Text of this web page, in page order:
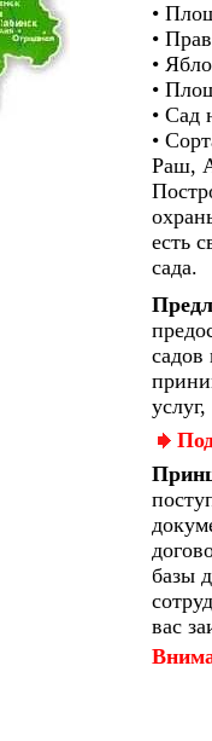
•
•
•
•
• Сад
•
Раш,
есть
сада.
базы
вас